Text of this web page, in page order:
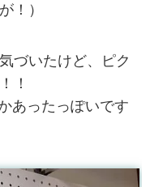
！）
づいたけど、ピク
！
あったっぽいです